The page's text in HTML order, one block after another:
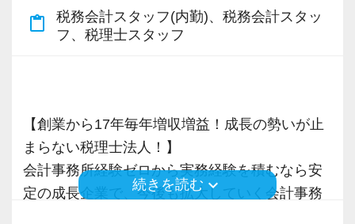
content_paste
税務会計スタッフ(内勤)、税務会計スタッ
フ、税理士スタッフ
【創業から17年毎年増収増益！成長の勢いが止
まらない税理士法人！】
会計事務所経験ゼロから実務経験を積むなら安
定の成長企業で、今後も拡大していく会計事務
続きを読む keyboard_arrow_down